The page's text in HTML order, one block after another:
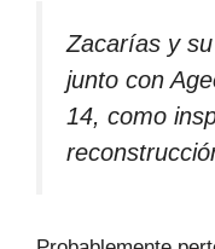
Zacarías y
junto con
14, como